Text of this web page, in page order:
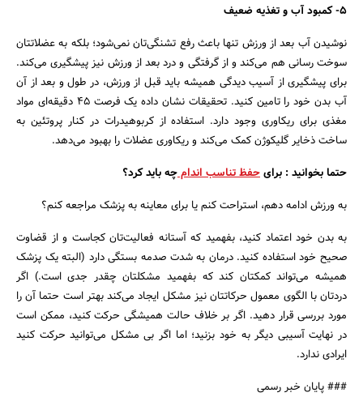
۵- کمبود آب و تغذیه ضعیف
نوشیدن آب بعد از ورزش تنها باعث رفع تشنگی‌تان نمی‌شود؛ بلکه به عضلاتتان
سوخت رسانی هم می‌کند و از گرفتگی و درد بعد از ورزش نیز پیشگیری می‌کند.
برای پیشگیری از آسیب دیدگی همیشه باید قبل از ورزش، در طول و بعد از آن
آب بدن خود را تامین کنید. تحقیقات نشان داده یک فرصت ۴۵ دقیقه‌ای مواد
مغذی برای ریکاوری وجود دارد. استفاده از کربوهیدرات در کنار پروتئین به
ساخت ذخایر گلیکوژن کمک می‌کند و ریکاوری عضلات را بهبود می‌دهد.
حتما بخوانید : برایحفظ تناسب اندامچه باید کرد؟
به ورزش ادامه دهم، استراحت کنم یا برای معاینه به پزشک مراجعه کنم؟
به بدن خود اعتماد کنید، بفهمید که آستانه فعالیت‌تان کجاست و از قضاوت
صحیح خود استفاده کنید. درمان به شدت صدمه بستگی دارد (البته یک پزشک
همیشه می‌تواند کمکتان کند که بفهمید مشکلتان چقدر جدی است.) اگر
دردتان با الگوی معمول حرکاتتان نیز مشکل ایجاد می‌کند بهتر است حتما آن را
مورد بررسی قرار دهید. اگر بر خلاف حالت همیشگی حرکت کنید، ممکن است
در نهایت آسیبی دیگر به خود بزنید؛ اما اگر بی مشکل می‌توانید حرکت کنید
ایرادی ندارد.
### پایان خبر رسمی